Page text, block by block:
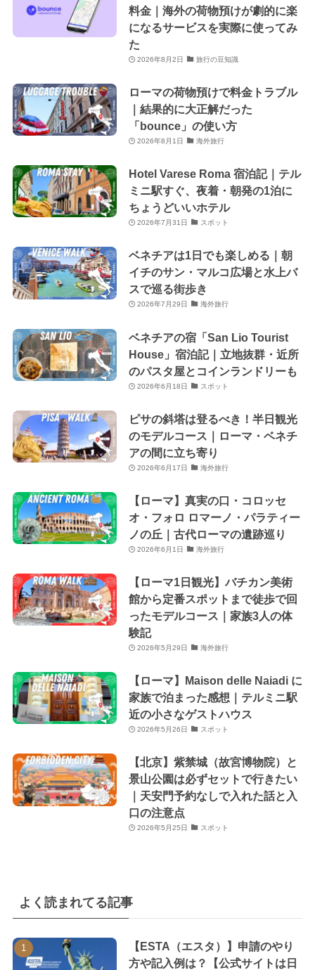
料金｜海外の荷物預けが劇的に楽
になるサービスを実際に使ってみ
た
2026年8月2日 旅行の豆知識
ローマの荷物預けで料金トラブル
｜結果的に大正解だった
「bounce」の使い方
2026年8月1日 海外旅行
Hotel Varese Roma 宿泊記｜テル
ミニ駅すぐ、夜着・朝発の1泊に
ちょうどいいホテル
2026年7月31日 スポット
ベネチアは1日でも楽しめる｜朝
イチのサン・マルコ広場と水上バ
スで巡る街歩き
2026年7月29日 海外旅行
ベネチアの宿「San Lio Tourist
House」宿泊記｜立地抜群・近所
のパスタ屋とコインランドリーも
2026年6月18日 スポット
ピサの斜塔は登るべき！半日観光
のモデルコース｜ローマ・ベネチ
アの間に立ち寄り
2026年6月17日 海外旅行
【ローマ】真実の口・コロッセ
オ・フォロ ロマーノ・パラティー
ノの丘｜古代ローマの遺跡巡り
2026年6月1日 海外旅行
【ローマ1日観光】バチカン美術
館から定番スポットまで徒歩で回
ったモデルコース｜家族3人の体
験記
2026年5月29日 海外旅行
【ローマ】Maison delle Naiadi に
家族で泊まった感想｜テルミニ駅
近の小さなゲストハウス
2026年5月26日 スポット
【北京】紫禁城（故宮博物院）と
景山公園は必ずセットで行きたい
｜天安門予約なしで入れた話と入
口の注意点
2026年5月25日 スポット
よく読まれてる記事
【ESTA（エスタ）】申請のやり
方や記入例は？【公式サイトは日